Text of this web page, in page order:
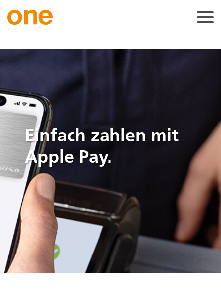
Einfach zahlen mit
Apple Pay.